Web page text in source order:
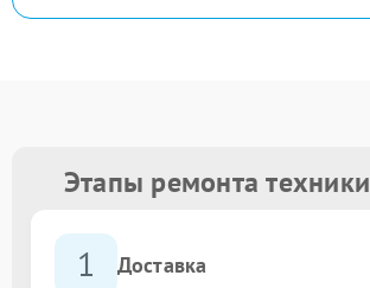
Этапы ремонта
1 Доставка